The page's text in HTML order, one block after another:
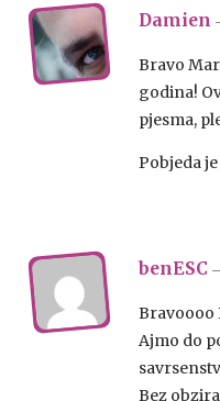
Damien
Bravo
godina!
pjesma,
Pobjeda
benESC
Bravoooo
Ajmo do
Bez